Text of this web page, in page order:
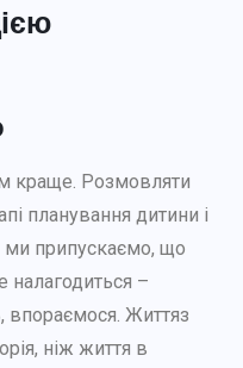
Розмовляти
планування дитини і
ми припускаємо, що
налагодиться –
впораємося. Життяз
ніж життя в